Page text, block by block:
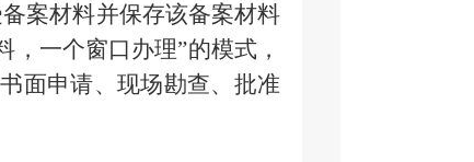
案材料并保存该备案材料
一个窗口办理”的模式，
面申请、现场勘查、批准